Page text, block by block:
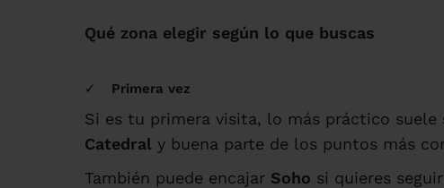
Qué zona elegir según lo que buscas
Primera vez
Si es tu primera visita, lo más práctico suele
Catedral y buena parte de los puntos más
También puede encajar Soho si quieres